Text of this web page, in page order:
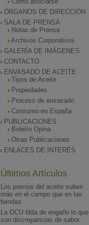
ÓRGANOS DE DIRECCIÓN
SALA DE PRENSA
Notas de Prensa
Archivos Corporativos
GALERÍA DE IMÁGENES
CONTACTO
ENVASADO DE ACEITE
Tipos de Aceite
Propiedades
Proceso de envasado
Consumo en España
PUBLICACIONES
Boletín Opina
Otras Publicaciones
ENLACES DE INTERÉS
Últimos Artículos
Los precios del aceite suben
más en el campo que en las
tiendas
La OCU tilda de engaño lo que
son discrepancias de sabor